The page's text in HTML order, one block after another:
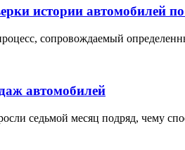
истории автомобилей
сопровождаемый
автомобилей
седьмой месяц подряд, чему